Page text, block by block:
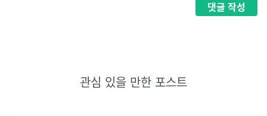
댓글 작성
관심 있을 만한 포스트